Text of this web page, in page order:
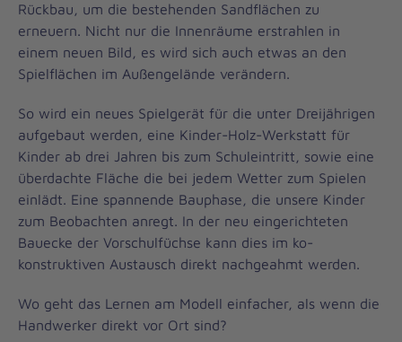
Rückbau, um die bestehenden Sandflächen zu
erneuern. Nicht nur die Innenräume erstrahlen in
einem neuen Bild, es wird sich auch etwas an den
Spielflächen im Außengelände verändern.
So wird ein neues Spielgerät für die unter Dreijährigen
aufgebaut werden, eine Kinder-Holz-Werkstatt für
Kinder ab drei Jahren bis zum Schuleintritt, sowie eine
überdachte Fläche die bei jedem Wetter zum Spielen
einlädt. Eine spannende Bauphase, die unsere Kinder
zum Beobachten anregt. In der neu eingerichteten
Bauecke der Vorschulfüchse kann dies im ko-
konstruktiven Austausch direkt nachgeahmt werden.
Wo geht das Lernen am Modell einfacher, als wenn die
Handwerker direkt vor Ort sind?